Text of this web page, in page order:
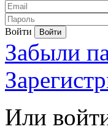
Войти
Забыли
Или